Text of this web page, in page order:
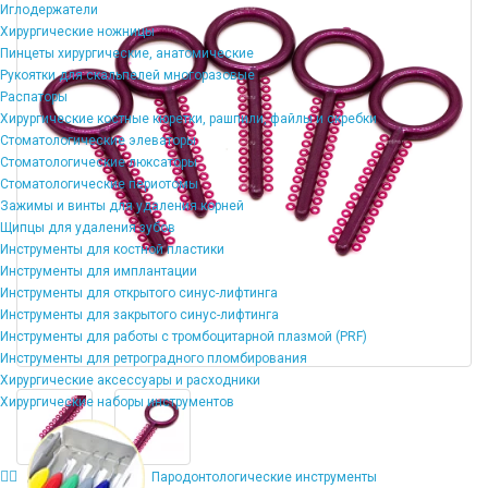
Иглодержатели
Хирургические ножницы
Пинцеты хирургические, анатомические
Рукоятки для скальпелей многоразовые
Распаторы
Хирургические костные кюретки, рашпили, файлы и скребки
Стоматологические элеваторы
Стоматологические люксаторы
Стоматологические периотомы
Зажимы и винты для удаления корней
Щипцы для удаления зубов
Инструменты для костной пластики
Инструменты для имплантации
Инструменты для открытого синус-лифтинга
Инструменты для закрытого синус-лифтинга
Инструменты для работы с тромбоцитарной плазмой (PRF)
Инструменты для ретроградного пломбирования
Хирургические аксессуары и расходники
Хирургические наборы инструментов
Пародонтологические инструменты